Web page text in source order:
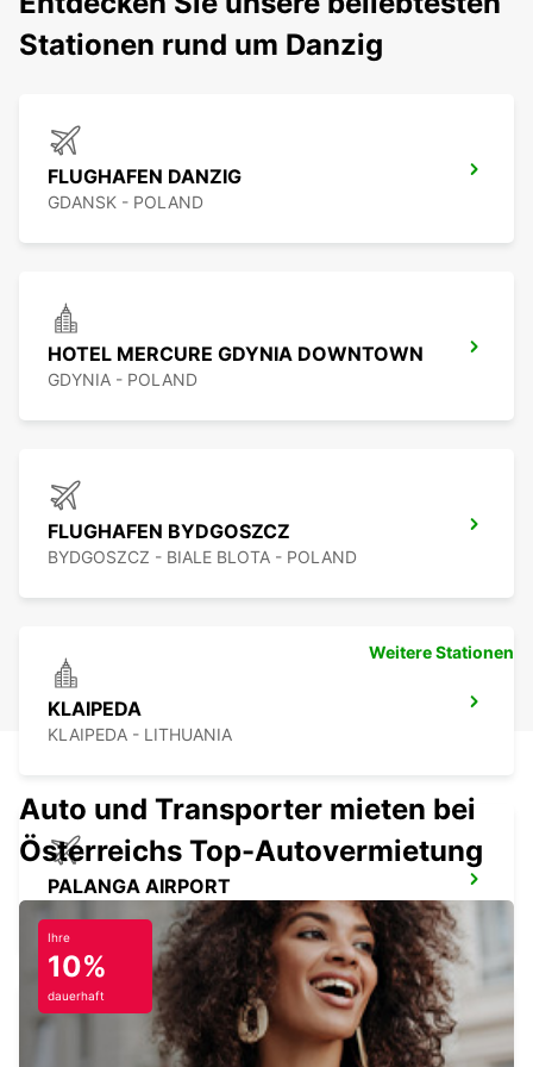
Stationen rund um Danzig
FLUGHAFEN DANZIG
GDANSK - POLAND
HOTEL MERCURE GDYNIA DOWNTOWN
GDYNIA - POLAND
FLUGHAFEN BYDGOSZCZ
BYDGOSZCZ - BIALE BLOTA - POLAND
KLAIPEDA
KLAIPEDA - LITHUANIA
PALANGA AIRPORT
PALANGA - LITHUANIA
Weitere Stationen
Auto und Transporter mieten bei
Österreichs Top-Autovermietung
Ihre
10%
dauerhaft